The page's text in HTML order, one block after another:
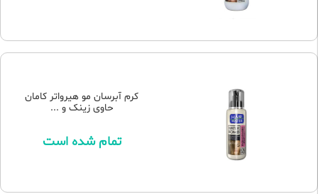
کرم آبرسان مو هیرواتر کامان
حاوی زینک و ...
تمام شده است